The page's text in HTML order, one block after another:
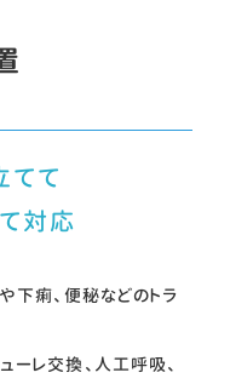
てて
対応
下痢、便秘などのトラ
レ交換、人工呼吸、